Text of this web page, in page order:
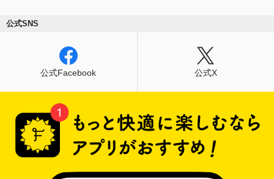
公式SNS
公式Facebook 公式X